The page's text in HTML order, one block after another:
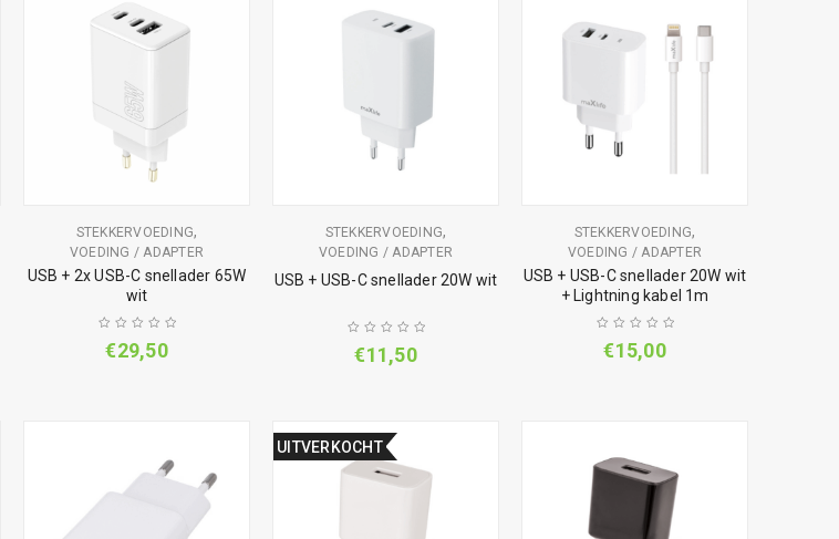
STEKKERVOEDING,
VOEDING / ADAPTER
USB + 2x USB-C snellader 65W
wit
€29,50
STEKKERVOEDING,
VOEDING / ADAPTER
USB + USB-C snellader 20W wit
€11,50
STEKKERVOEDING,
VOEDING / ADAPTER
USB + USB-C snellader 20W wit
+ Lightning kabel 1m
€15,00
UITVERKOCHT